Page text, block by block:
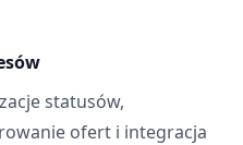
statusów,
ofert i integracja